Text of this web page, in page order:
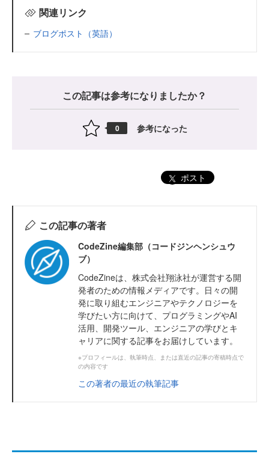
関連リンク
ブログポスト（英語）
この記事は参考になりましたか？
0 参考になった
ポスト
この記事の著者
CodeZine編集部（コードジンヘンシュウ
ブ）
CodeZineは、株式会社翔泳社が運営する開
発者のための情報メディアです。日々の開
発に取り組むエンジニアやテクノロジーを
学びたい方に向けて、プログラミングやAI
活用、開発ツール、エンジニアの学びとキ
ャリアに関する記事をお届けしています。
※プロフィールは、執筆時点、または直近の記事の寄稿時点で
の内容です
この著者の最近の執筆記事